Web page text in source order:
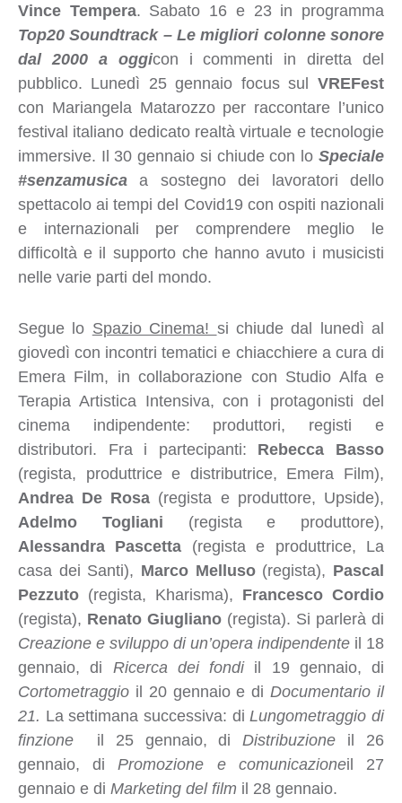
Vince Tempera. Sabato 16 e 23 in programma
Top20 Soundtrack – Le migliori colonne sonore
dal 2000
a oggicon i commenti in diretta del
pubblico. Lunedì 25 gennaio focus sul VREFest
con Mariangela Matarozzo per raccontare l’unico
festival italiano dedicato realtà virtuale e tecnologie
immersive. Il 30 gennaio si chiude con lo Speciale
#senzamusicaa sostegno dei lavoratori dello
spettacolo ai tempi del Covid19 con ospiti nazionali
e internazionali per comprendere meglio le
difficoltà e il supporto che hanno avuto i musicisti
nelle varie parti del mondo.
Segue lo Spazio Cinema! si chiude dal lunedì al
giovedì con incontri tematici e chiacchiere a cura di
Emera Film, in collaborazione con Studio Alfa e
Terapia Artistica Intensiva, con i protagonisti del
cinema indipendente: produttori, registi e
distributori. Fra i partecipanti: Rebecca Basso
(regista, produttrice e distributrice, Emera Film),
Andrea De Rosa (regista e produttore, Upside),
Adelmo Togliani (regista e produttore),
Alessandra Pascetta (regista e produttrice, La
casa dei Santi), Marco Melluso(regista), Pascal
Pezzuto(regista, Kharisma), Francesco Cordio
(regista), Renato Giugliano (regista). Si parlerà di
Creazione e sviluppo di un’opera indipendente il 18
gennaio, di Ricerca dei fondiil 19 gennaio, di
Cortometraggioil 20 gennaio e di Documentario il
21. La settimana successiva: di Lungometraggio di
finzione
il 25 gennaio, di Distribuzione il 26
gennaio, di Promozione e comunicazioneil 27
gennaio e di Marketing del film il 28 gennaio.